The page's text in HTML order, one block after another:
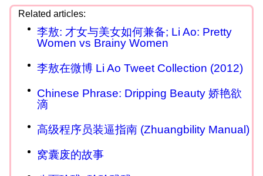
李敖: 才女与美女如何兼备; Li Ao: Pretty
Women vs Brainy Women
李敖在微博 Li Ao Tweet Collection (2012)
Chinese Phrase: Dripping Beauty 娇艳欲
滴
高级程序员装逼指南 (Zhuangbility Manual)
窝囊废的故事